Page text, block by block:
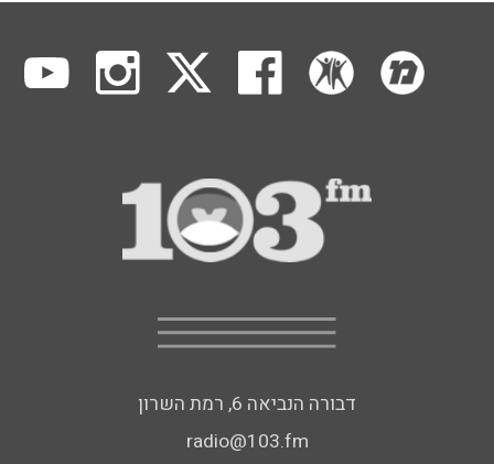
דבורה הנביאה 6, רמת השרון
radio@103.fm